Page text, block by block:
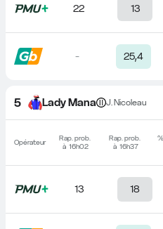
22 13
- 25,4
5 Lady Mana J. Nicoleau
Opérateur
Rap. prob.
à 16h02
Rap. prob.
à 16h37
13 18